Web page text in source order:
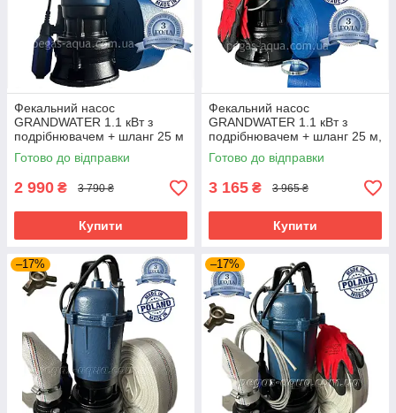
Фекальний насос
GRANDWATER 1.1 кВт з
подрібнювачем + шланг 25 м
(комплект) гарантія 3 роки
Готово до відправки
2 990 ₴ 3 790 ₴
Купити
Фекальний насос
GRANDWATER 1.1 кВт з
подрібнювачем + шланг 25 м,
трос, зажими, хомут, рукавиці
(комплект)
Готово до відправки
3 165 ₴ 3 965 ₴
Купити
–17% –17%